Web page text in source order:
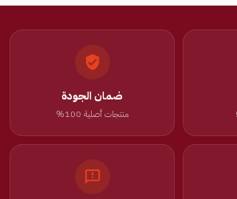
ضمان الجودة
منتجات أصلية 100%